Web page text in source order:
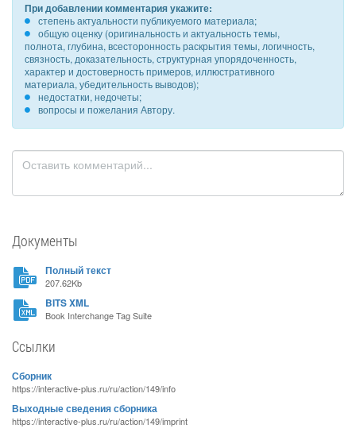
При добавлении комментария укажите:
степень актуальности публикуемого материала;
общую оценку (оригинальность и актуальность темы,
полнота, глубина, всесторонность раскрытия темы, логичность,
связность, доказательность, структурная упорядоченность,
характер и достоверность примеров, иллюстративного
материала, убедительность выводов);
недостатки, недочеты;
вопросы и пожелания Автору.
Документы
Полный текст
207.62Kb
BITS XML
Book Interchange Tag Suite
Ссылки
Сборник
https://interactive-plus.ru/ru/action/149/info
Выходные сведения сборника
https://interactive-plus.ru/ru/action/149/imprint